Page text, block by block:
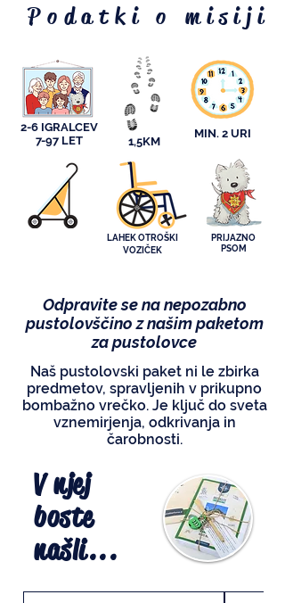
Podatki o misiji
2-6 IGRALCEV
7-97 LET
1,5KM
MIN. 2 URI
LAHEK OTROŠKI
VOZIČEK
PRIJAZNO
PSOM
Odpravite se na nepozabno
pustolovščino z našim paketom
za pustolovce
Naš pustolovski paket ni le zbirka
predmetov, spravljenih v prikupno
bombažno vrečko. Je ključ do sveta
vznemirjenja, odkrivanja in
čarobnosti.
V njej
boste
našli...